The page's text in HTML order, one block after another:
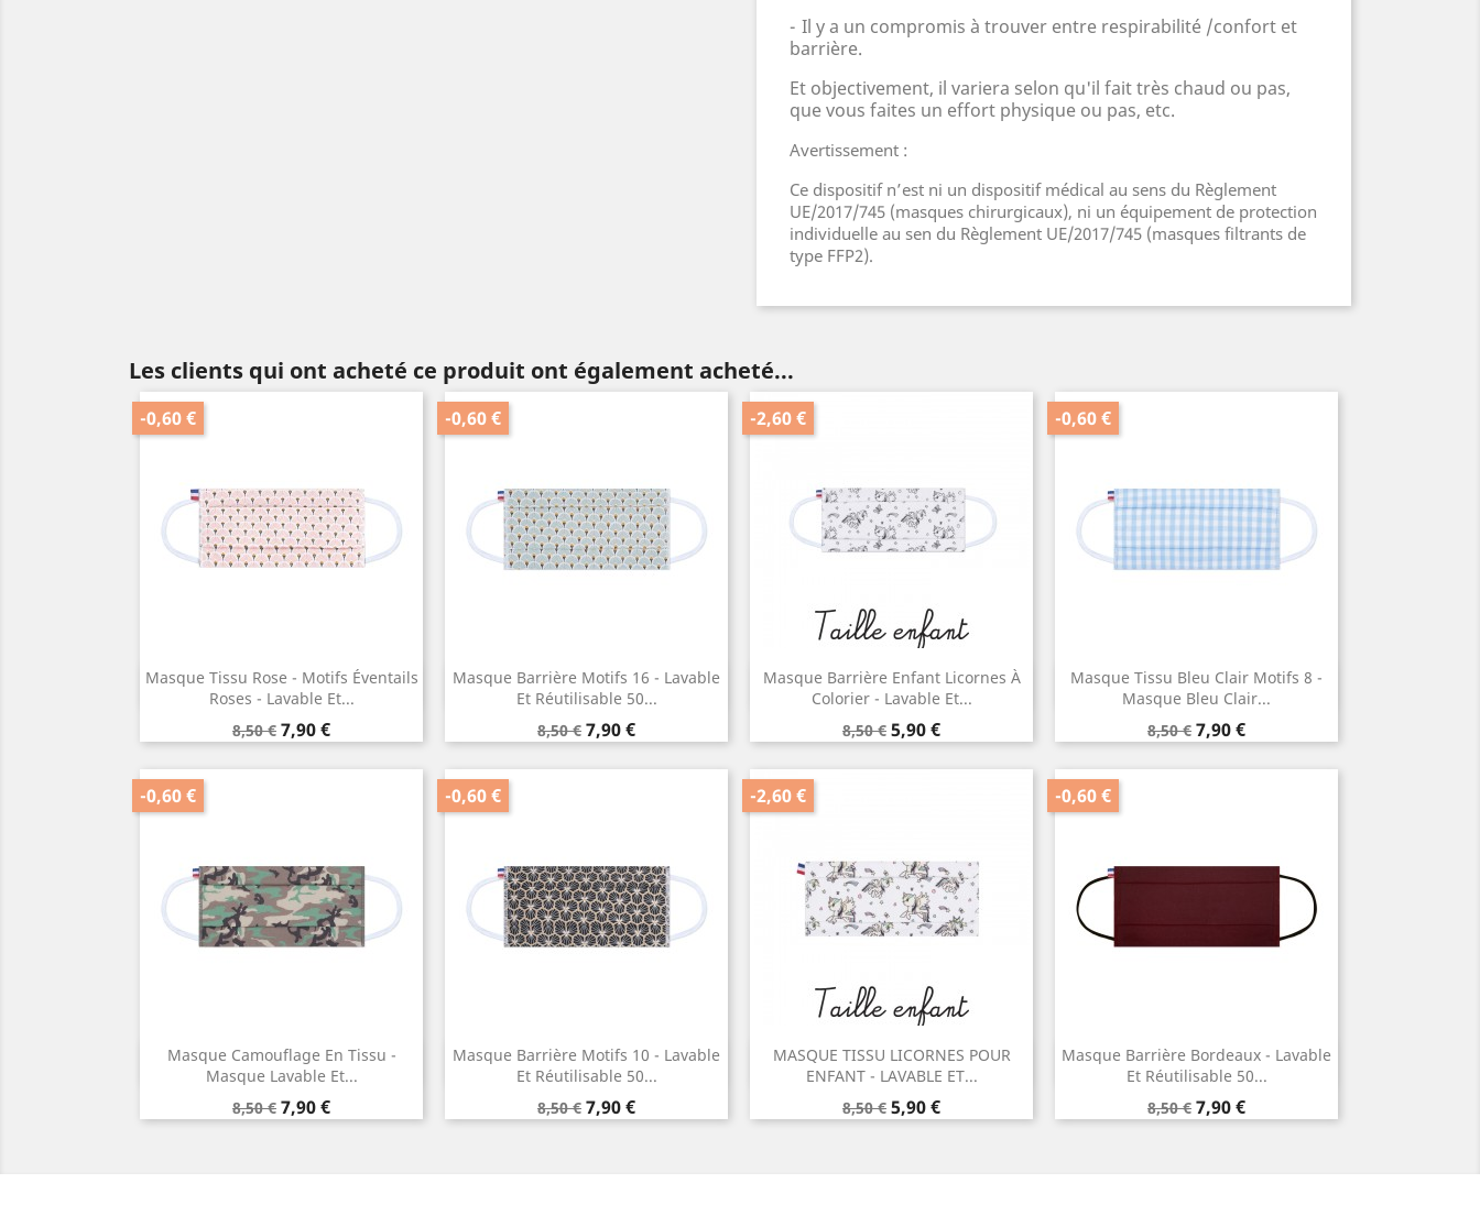
- Il y a un compromis à trouver entre respirabilité /confort et
barrière.
Et objectivement, il variera selon qu'il fait très chaud ou pas,
que vous faites un effort physique ou pas, etc.
Avertissement :
Ce dispositif n’est ni un dispositif médical au sens du Règlement
UE/2017/745 (masques chirurgicaux), ni un équipement de protection
individuelle au sen du Règlement UE/2017/745 (masques filtrants de
type FFP2).
Les clients qui ont acheté ce produit ont également acheté...
Masque Tissu Rose - Motifs Éventails
Roses - Lavable Et...
Prix
de
base
8,50 €
-0,60 €
Prix
7,90 €
Aperçu rapide
Masque Barrière Motifs 16 - Lavable
Et Réutilisable 50...
Prix
de
base
8,50 €
-0,60 €
Prix
7,90 €
Aperçu rapide
Masque Barrière Enfant Licornes À
Colorier - Lavable Et...
Prix
de
base
8,50 €
-2,60 €
Prix
5,90 €
Aperçu rapide
Masque Tissu Bleu Clair Motifs 8 -
Masque Bleu Clair...
Prix
de
base
8,50 €
-0,60 €
Prix
7,90 €
Aperçu rapide
Masque Camouflage En Tissu -
Masque Lavable Et...
Prix
de
8,50 €
-0,60 €
Prix
7,90 €
Aperçu rapide
Masque Barrière Motifs 10 - Lavable
Et Réutilisable 50...
Prix
de
8,50 €
-0,60 €
Prix
7,90 €
Aperçu rapide
MASQUE TISSU LICORNES POUR
ENFANT - LAVABLE ET...
Prix
de
8,50 €
-2,60 €
Prix
5,90 €
Aperçu rapide
Masque Barrière Bordeaux - Lavable
Et Réutilisable 50...
Prix
de
8,50 €
-0,60 €
Prix
7,90 €
Aperçu rapide